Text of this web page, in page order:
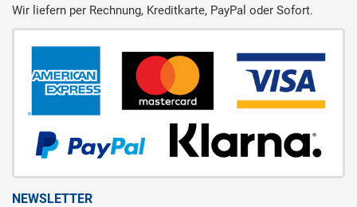
Wir liefern per Rechnung, Kreditkarte, PayPal oder Sofort.
NEWSLETTER